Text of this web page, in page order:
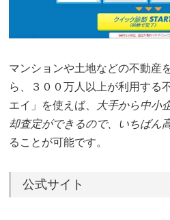
マンションや土地などの不動産
ら、３００万人以上が利用する
エイ」を使えば、
大手から中小
却査定ができるので、いちばん
ることが可能です。
公式サイト